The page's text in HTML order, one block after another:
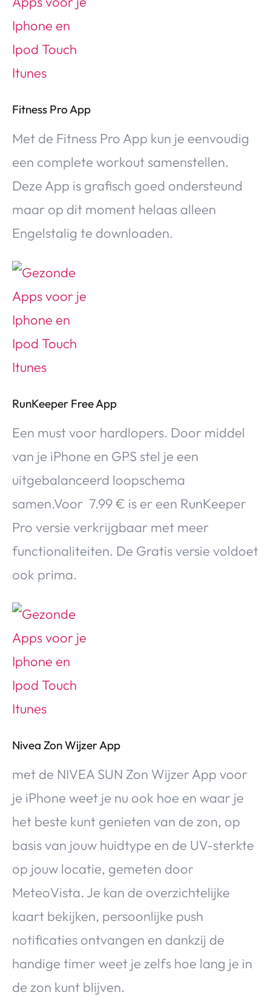
Fitness Pro App
Met de Fitness Pro App kun je eenvoudig
een complete workout samenstellen.
Deze App is grafisch goed ondersteund
maar op dit moment helaas alleen
Engelstalig te downloaden.
RunKeeper Free App
Een must voor hardlopers. Door middel
van je iPhone en GPS stel je een
uitgebalanceerd loopschema
samen.Voor 7.99 € is er een RunKeeper
Pro versie verkrijgbaar met meer
functionaliteiten. De Gratis versie voldoet
ook prima.
Nivea Zon Wijzer App
met de NIVEA SUN Zon Wijzer App voor
je iPhone weet je nu ook hoe en waar je
het beste kunt genieten van de zon, op
basis van jouw huidtype en de UV-sterkte
op jouw locatie, gemeten door
MeteoVista. Je kan de overzichtelijke
kaart bekijken, persoonlijke push
notificaties ontvangen en dankzij de
handige timer weet je zelfs hoe lang je in
de zon kunt blijven.